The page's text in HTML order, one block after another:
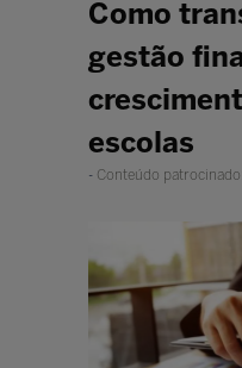
Como
gestão
escolas
Conteúdo